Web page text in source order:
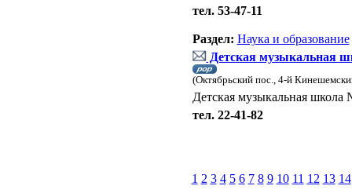
тел. 53-47-11
Раздел: Наука и образование
Детская музыкальная
(Октябрьский пос., 4-й
Детская музыкальная школа
тел. 22-41-82
1 2 3 4 5 6 7 8 9 10 11 12 13 14